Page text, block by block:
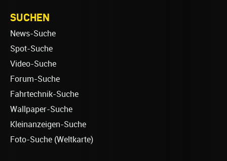
SUCHEN
News-Suche
Spot-Suche
Video-Suche
Forum-Suche
Fahrtechnik-Suche
Wallpaper-Suche
Kleinanzeigen-Suche
Foto-Suche (Weltkarte)